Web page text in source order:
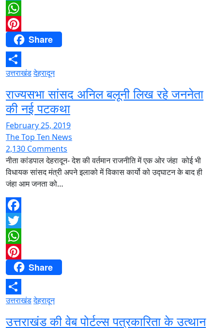
Twitter
WhatsApp
PinterestShare
Share
उत्तराखंडदेहरादून
राज्यसभा सांसद अनिल बलूनी लिख रहे जननेता
की नई पटकथा
February 25, 2019
The Top Ten News
2,130 Comments
नीता कांडपाल देहरादून- देश की वर्तमान राजनीति में एक ओर जंहा कोई भी
विधायक सांसद मंत्री अपने इलाको में विकास कार्यो को उद्घाटन के बाद ही
जंहा आम जनता को…
Facebook
Twitter
WhatsApp
PinterestShare
Share
उत्तराखंडदेहरादून
उत्तराखंड की वेब पोर्टल्स पत्रकारिता के उत्थान